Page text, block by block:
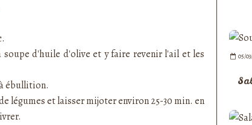
d'huile d'olive et y faire revenir l'ail et les
ébullition.
légumes et laisser mijoter environ 25-30 min. en
05/